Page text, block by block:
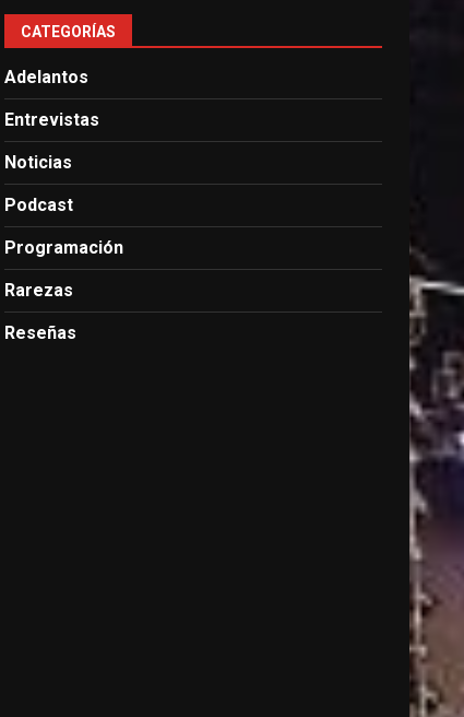
CATEGORÍAS
Adelantos
Entrevistas
Noticias
Podcast
Programación
Rarezas
Reseñas